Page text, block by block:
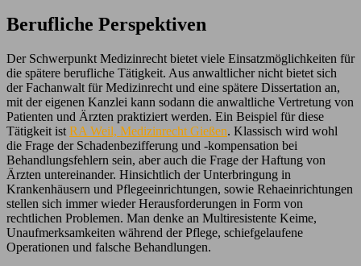
Berufliche Perspektiven
Der Schwerpunkt Medizinrecht bietet viele Einsatzmöglichkeiten für
die spätere berufliche Tätigkeit. Aus anwaltlicher nicht bietet sich
der Fachanwalt für Medizinrecht und eine spätere Dissertation an,
mit der eigenen Kanzlei kann sodann die anwaltliche Vertretung von
Patienten und Ärzten praktiziert werden. Ein Beispiel für diese
Tätigkeit ist RA Weil, Medizinrecht Gießen. Klassisch wird wohl
die Frage der Schadenbezifferung und -kompensation bei
Behandlungsfehlern sein, aber auch die Frage der Haftung von
Ärzten untereinander. Hinsichtlich der Unterbringung in
Krankenhäusern und Pflegeeinrichtungen, sowie Rehaeinrichtungen
stellen sich immer wieder Herausforderungen in Form von
rechtlichen Problemen. Man denke an Multiresistente Keime,
Unaufmerksamkeiten während der Pflege, schiefgelaufene
Operationen und falsche Behandlungen.